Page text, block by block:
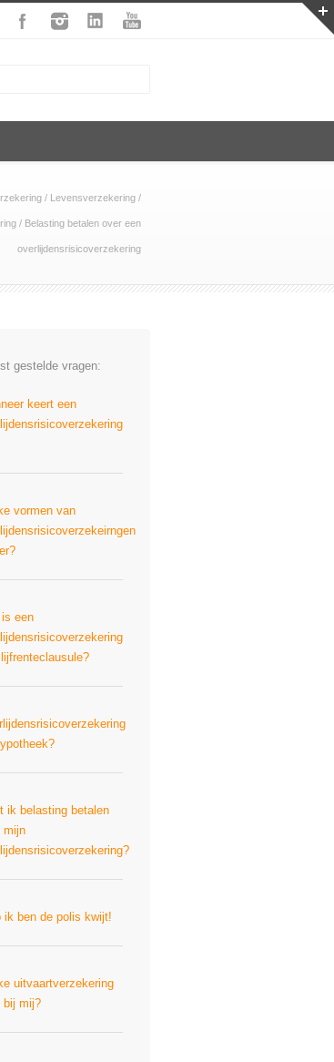
/ Levensverzekering /
/ Belasting betalen over een
overlijdensrisicoverzekering
gestelde vragen:
keert een
vormen van
een
ik belasting betalen
mijn
ik ben de polis kwijt!
uitvaartverzekering
bij mij?